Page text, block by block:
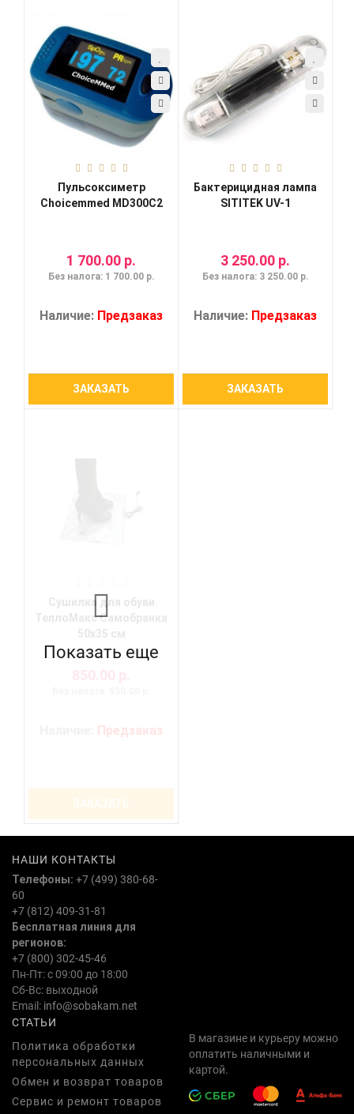
Пульсоксиметр
Choicemmed MD300C2
1 700.00 р.
Без налога: 1 700.00 р.
Наличие: Предзаказ
ЗАКАЗАТЬ
Бактерицидная лампа
SITITEK UV-1
3 250.00 р.
Без налога: 3 250.00 р.
Наличие: Предзаказ
ЗАКАЗАТЬ
ТеплоМакс Самобранка
Предзаказ
Показать еще
НАШИ КОНТАКТЫ
Телефоны: +7 (499) 380-68-
60
+7 (812) 409-31-81
Бесплатная линия для
регионов:
+7 (800) 302-45-46
Пн-Пт: с 09:00 до 18:00
Сб-Вс: выходной
Email: info@sobakam.net
СТАТЬИ
Политика обработки
персональных данных
Обмен и возврат товаров
Сервис и ремонт товаров
В магазине и курьеру можно
оплатить наличными и
картой.